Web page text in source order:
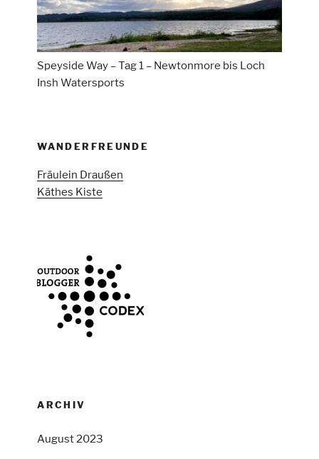
Speyside Way – Tag 1 – Newtonmore bis Loch
Insh Watersports
WANDERFREUNDE
Fräulein Draußen
Käthes Kiste
ARCHIV
August 2023